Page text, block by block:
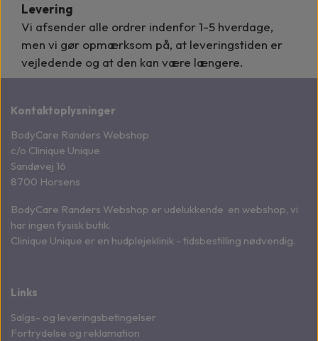
Levering
Vi afsender alle ordrer indenfor1-5 hverdage,
men vi gør opmærksom på, at leveringstiden er
vejledende og at den kan være længere.
Kontaktoplysninger
BodyCare Randers Webshop
c/o Clinique Unique
Sandøvej 16
8700 Horsens
BodyCare Randers Webshop er udelukkende en webshop, vi
har ingen fysisk butik.
Clinique Unique er en hudplejeklinik - tidsbestilling nødvendig.
Links
Salgs- og leveringsbetingelser
Fortrydelse og reklamation